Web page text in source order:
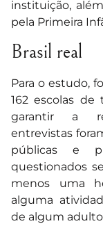
instituição,
pela Primeira
Brasil real
Para o estudo,
162 escolas de
garantir a
entrevistas
públicas e
questionados
menos uma
alguma
de algum